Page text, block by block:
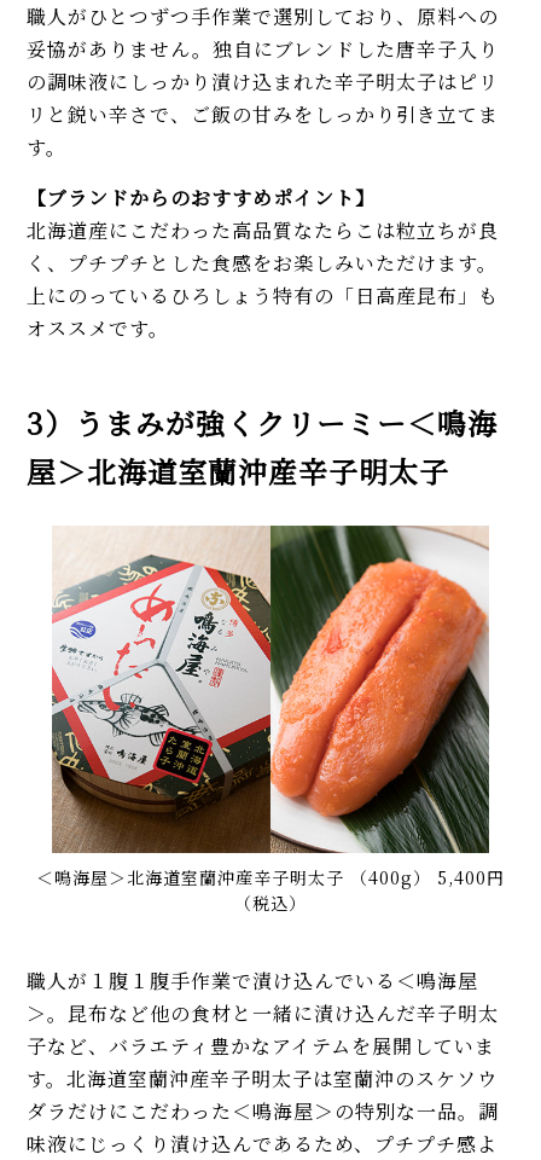
職人がひとつずつ手作業で選別しており、原料への
妥協がありません。独自にブレンドした唐辛子入り
の調味液にしっかり漬け込まれた辛子明太子はピリ
リと鋭い辛さで、ご飯の甘みをしっかり引き立てま
す。
【ブランドからのおすすめポイント】
北海道産にこだわった高品質なたらこは粒立ちが良
く、プチプチとした食感をお楽しみいただけます。
上にのっているひろしょう特有の「日高産昆布」も
オススメです。
3）うまみが強くクリーミー＜鳴海
屋＞北海道室蘭沖産辛子明太子
＜鳴海屋＞北海道室蘭沖産辛子明太子 （400g） 5,400円
（税込）
職人が１腹１腹手作業で漬け込んでいる＜鳴海屋
＞。昆布など他の食材と一緒に漬け込んだ辛子明太
子など、バラエティ豊かなアイテムを展開していま
す。北海道室蘭沖産辛子明太子は室蘭沖のスケソウ
ダラだけにこだわった＜鳴海屋＞の特別な一品。調
味液にじっくり漬け込んであるため、プチプチ感よ